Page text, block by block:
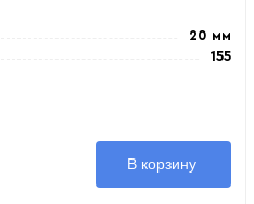
20 мм
155
В корзину